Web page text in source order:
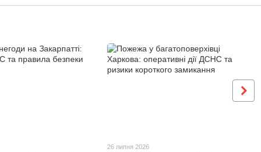
26 липня 2026